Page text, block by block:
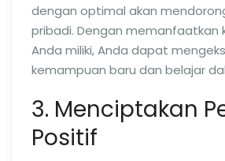
dengan optimal akan
pribadi. Dengan memanfaatkan
Anda miliki, Anda dapat
kemampuan baru dan belajar
3. Menciptakan
Positif